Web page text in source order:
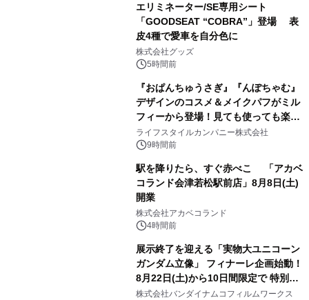
エリミネーター/SE専用シート
「GOODSEAT “COBRA”」登場 表
皮4種で愛車を自分色に
株式会社グッズ
5時間前
『おぱんちゅうさぎ』『んぽちゃむ』
デザインのコスメ＆メイクパフがミル
フィーから登場！見ても使っても楽し
い、ポップでキュートなコレクショ
ン。
ライフスタイルカンパニー株式会社
9時間前
駅を降りたら、すぐ赤べこ 「アカベ
コランド会津若松駅前店」8月8日(土)
開業
株式会社アカベコランド
4時間前
展示終了を迎える「実物大ユニコーン
ガンダム立像」 フィナーレ企画始動！
8月22日(土)から10日間限定で 特別映
像『UNICORN GUNDAM Statue ―
株式会社バンダイナムコフィルムワークス